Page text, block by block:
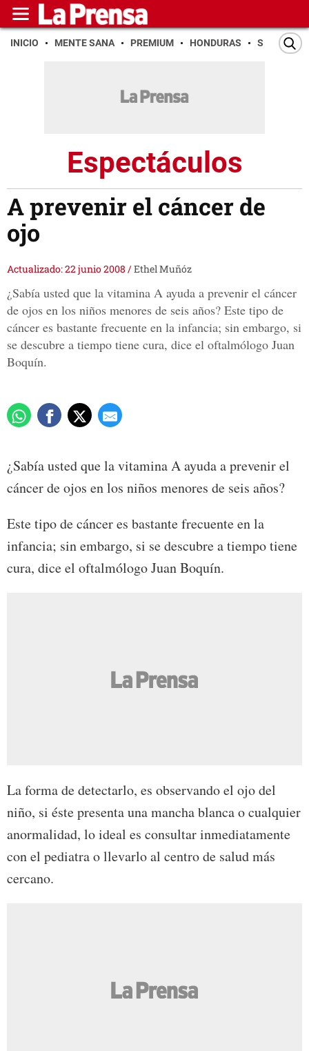
INICIO MENTE SANA PREMIUM HONDURAS SAN PEDRO
Espectáculos
A prevenir el cáncer de
ojo
Actualizado: 22 junio 2008 /Ethel Muñóz
¿Sabía usted que la vitamina A ayuda a prevenir el cáncer
de ojos en los niños menores de seis años? Este tipo de
cáncer es bastante frecuente en la infancia; sin embargo, si
se descubre a tiempo tiene cura, dice el oftalmólogo Juan
Boquín.
¿Sabía usted que la vitamina A ayuda a prevenir el
cáncer de ojos en los niños menores de seis años?
Este tipo de cáncer es bastante frecuente en la
infancia; sin embargo, si se descubre a tiempo tiene
cura, dice el oftalmólogo Juan Boquín.
La forma de detectarlo, es observando el ojo del
niño, si éste presenta una mancha blanca o cualquier
anormalidad, lo ideal es consultar inmediatamente
con el pediatra o llevarlo al centro de salud más
cercano.